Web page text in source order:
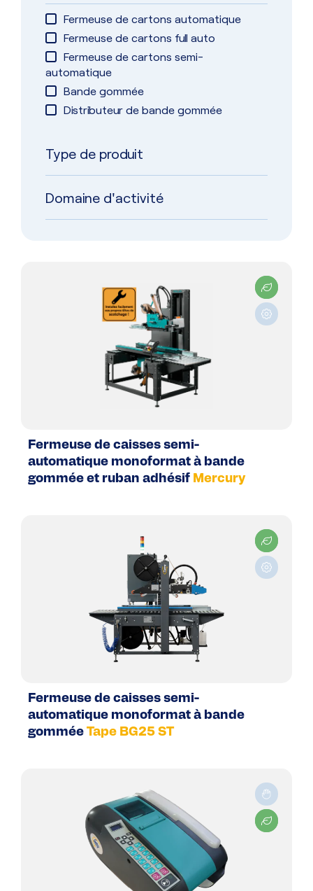
Fermeuse de cartons automatique
Fermeuse de cartons full auto
Fermeuse de cartons semi-
automatique
Bande gommée
Distributeur de bande gommée
Type de produit
Domaine d'activité
Fermeuse de caisses semi-
automatique monoformat à bande
gommée et ruban adhésif Mercury
Fermeuse de caisses semi-
automatique monoformat à bande
gommée Tape BG25 ST